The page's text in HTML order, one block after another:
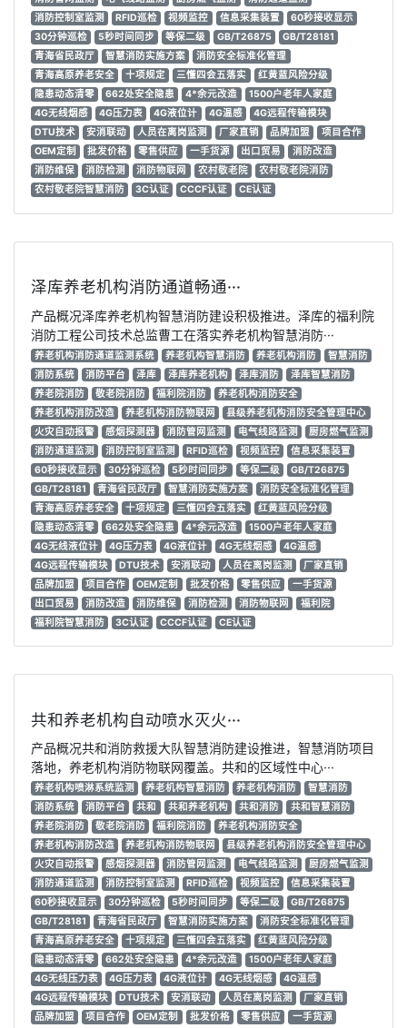
消防控制室监测
RFID巡检 视频监控 信息采集装置
60秒接收显示
30分钟巡检
5秒时间同步 等保二级 GB/T26875
GB/T28181
青海省民政厅
智慧消防实施方案
消防安全标准化管理
青海高原养老安全
十项规定 三懂四会五落实
红黄蓝风险分级
隐患动态清零
662处安全隐患 4*余元改造
1500户老年人家庭
4G无线烟感
4G压力表 4G液位计 4G温感
4G远程传输模块
DTU技术
安消联动 人员在离岗监测 厂家直销 品牌加盟
项目合作
OEM定制
批发价格 零售供应 一手货源 出口贸易
消防改造
消防维保
消防检测 消防物联网 农村敬老院
农村敬老院消防
农村敬老院智慧消防
3C认证 CCCF认证 CE认证
泽库养老机构消防通道畅通···
产品概况泽库养老机构智慧消防建设积极推进。泽库的福利院
消防工程公司技术总监曹工在落实养老机构智慧消防···
养老机构消防通道监测系统 养老机构智慧消防 养老机构消防
智慧消防
消防系统
消防平台 泽库 泽库养老机构 泽库消防
泽库智慧消防
养老院消防
敬老院消防 福利院消防
养老机构消防安全
养老机构消防改造
养老机构消防物联网
县级养老机构消防安全管理中心
火灾自动报警
感烟探测器 消防管网监测 电气线路监测
厨房燃气监测
消防通道监测
消防控制室监测 RFID巡检 视频监控
信息采集装置
60秒接收显示
30分钟巡检 5秒时间同步 等保二级
GB/T26875
GB/T28181
青海省民政厅 智慧消防实施方案
消防安全标准化管理
青海高原养老安全
十项规定 三懂四会五落实
红黄蓝风险分级
隐患动态清零
662处安全隐患 4*余元改造
1500户老年人家庭
4G无线液位计
4G压力表 4G液位计 4G无线烟感
4G温感
4G远程传输模块
DTU技术 安消联动 人员在离岗监测
厂家直销
品牌加盟
项目合作 OEM定制 批发价格 零售供应
一手货源
出口贸易
消防改造 消防维保 消防检测 消防物联网
福利院
福利院智慧消防
3C认证 CCCF认证 CE认证
共和养老机构自动喷水灭火···
产品概况共和消防救援大队智慧消防建设推进，智慧消防项目
落地，养老机构消防物联网覆盖。共和的区域性中心···
养老机构喷淋系统监测 养老机构智慧消防 养老机构消防
智慧消防
消防系统
消防平台 共和 共和养老机构 共和消防
共和智慧消防
养老院消防
敬老院消防 福利院消防
养老机构消防安全
养老机构消防改造
养老机构消防物联网
县级养老机构消防安全管理中心
火灾自动报警
感烟探测器 消防管网监测 电气线路监测
厨房燃气监测
消防通道监测
消防控制室监测 RFID巡检 视频监控
信息采集装置
60秒接收显示
30分钟巡检 5秒时间同步 等保二级
GB/T26875
GB/T28181
青海省民政厅 智慧消防实施方案
消防安全标准化管理
青海高原养老安全
十项规定 三懂四会五落实
红黄蓝风险分级
隐患动态清零
662处安全隐患 4*余元改造
1500户老年人家庭
4G无线压力表
4G压力表 4G液位计 4G无线烟感
4G温感
4G远程传输模块
DTU技术 安消联动 人员在离岗监测
厂家直销
品牌加盟
项目合作 OEM定制 批发价格 零售供应
一手货源